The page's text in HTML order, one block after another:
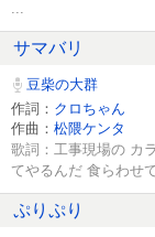
サマバリ
豆柴の大群
作詞： クロちゃん
作曲： 松隈ケンタ
歌詞：工事現場の カ
てやるんだ 食らわせ
ぷりぷり